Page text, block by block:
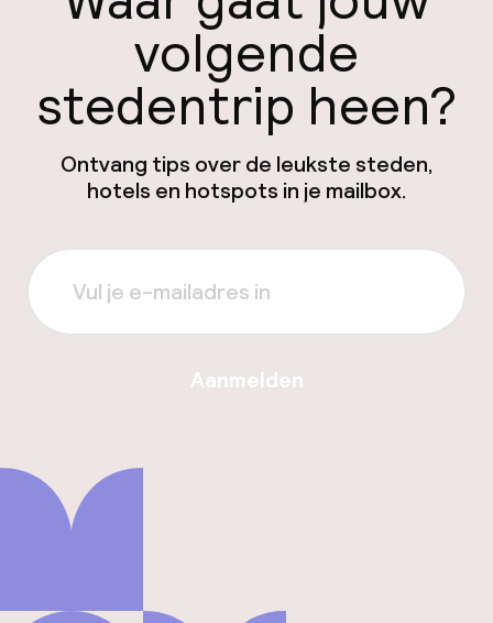
volgende
stedentrip heen?
Ontvang tips over de leukste steden,
hotels en hotspots in je mailbox.
Aanmelden